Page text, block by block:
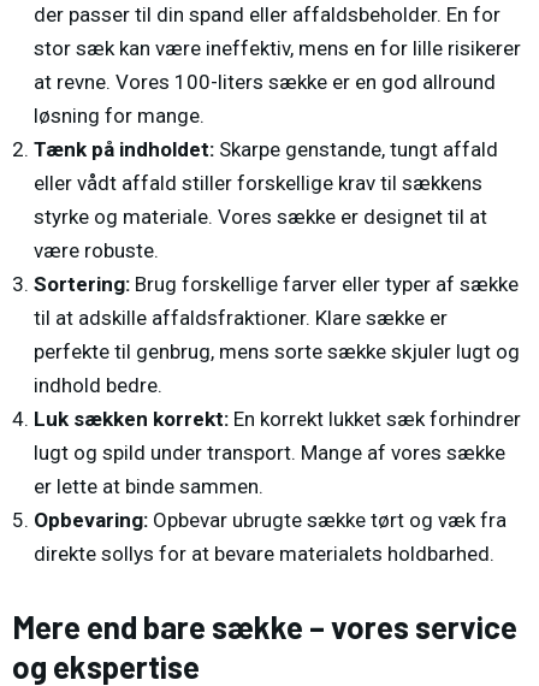
der passer til din spand eller affaldsbeholder. En for
stor sæk kan være ineffektiv, mens en for lille risikerer
at revne. Vores 100-liters sække er en god allround
løsning for mange.
Tænk på indholdet:Skarpe genstande, tungt affald
eller vådt affald stiller forskellige krav til sækkens
styrke og materiale. Vores sække er designet til at
være robuste.
Sortering:Brug forskellige farver eller typer af sække
til at adskille affaldsfraktioner. Klare sække er
perfekte til genbrug, mens sorte sække skjuler lugt og
indhold bedre.
Luk sækken korrekt:En korrekt lukket sæk forhindrer
lugt og spild under transport. Mange af vores sække
er lette at binde sammen.
Opbevaring:Opbevar ubrugte sække tørt og væk fra
direkte sollys for at bevare materialets holdbarhed.
Mere end bare sække – vores service
og ekspertise